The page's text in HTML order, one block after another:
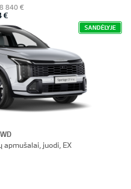
840 €
€
SANDĖLYJE
apmušalai, juodi, EX